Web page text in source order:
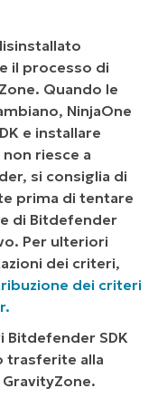
il processo di
Quando le
NinjaOne
e installare
non riesce a
si consiglia di
prima di tentare
di Bitdefender
Per ulteriori
dei criteri,
dei criteri
Bitdefender SDK
trasferite alla